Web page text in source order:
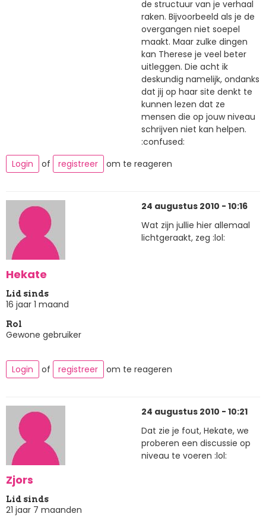
de structuur van je verhaal
raken. Bijvoorbeeld als je de
overgangen niet soepel
maakt. Maar zulke dingen
kan Therese je veel beter
uitleggen. Die acht ik
deskundig namelijk, ondanks
dat jij op haar site denkt te
kunnen lezen dat ze
mensen die op jouw niveau
schrijven niet kan helpen.
:confused:
Login
of registreer om te reageren
Hekate
Lid sinds
16 jaar 1 maand
Rol
Gewone gebruiker
24 augustus 2010 - 10:16
Wat zijn jullie hier allemaal
lichtgeraakt, zeg :lol:
Login of registreer om te reageren
Zjors
Lid sinds
21 jaar 7 maanden
24 augustus 2010 - 10:21
Dat zie je fout, Hekate, we
proberen een discussie op
niveau te voeren :lol: